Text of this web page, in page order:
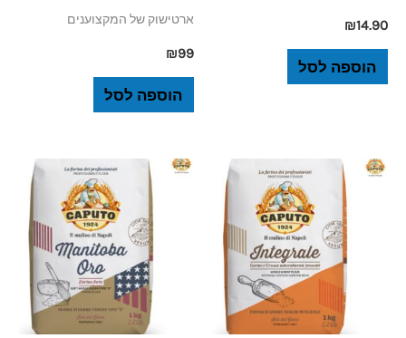
₪14.90
הוספה לסל
ארטישוק של המקצוענים
₪99
הוספה לסל